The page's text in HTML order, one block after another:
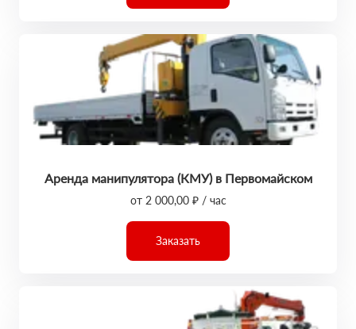
Аренда манипулятора (КМУ) в Первомайском
от 2 000,00 ₽ / час
Заказать